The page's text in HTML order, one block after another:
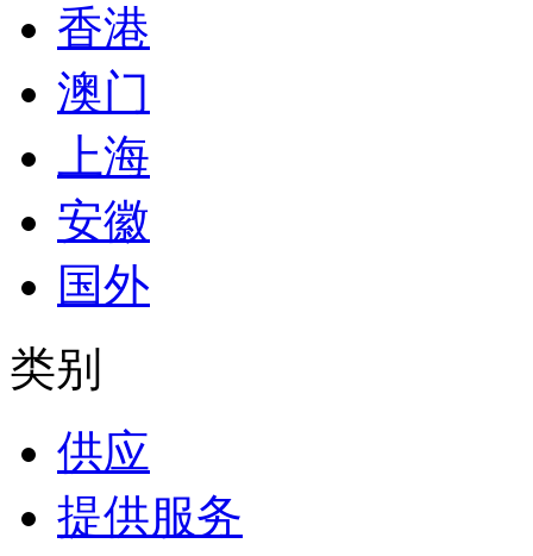
香港
澳门
上海
安徽
国外
类别
供应
提供服务